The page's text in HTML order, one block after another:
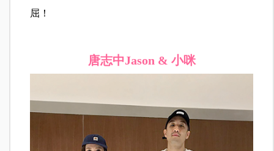
屈！
唐志中Jason & 小咪